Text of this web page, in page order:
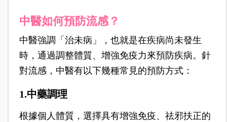
中醫如何預防流感？
中醫強調「治未病」，也就是在疾病尚未發生
時，通過調整體質、增強免疫力來預防疾病。針
對流感，中醫有以下幾種常見的預防方式：
1.中藥調理
根據個人體質，選擇具有增強免疫、祛邪扶正的